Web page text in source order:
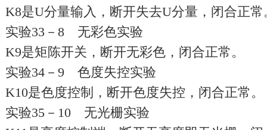
K8是U分量输入，断开失去U分量，闭合正常
实验33－8 无彩色实验
K9是矩陈开关，断开无彩色，闭合正常。
实验34－9 色度失控实验
K10是色度控制，断开色度失控，闭合正常。
实验35－10 无光栅实验